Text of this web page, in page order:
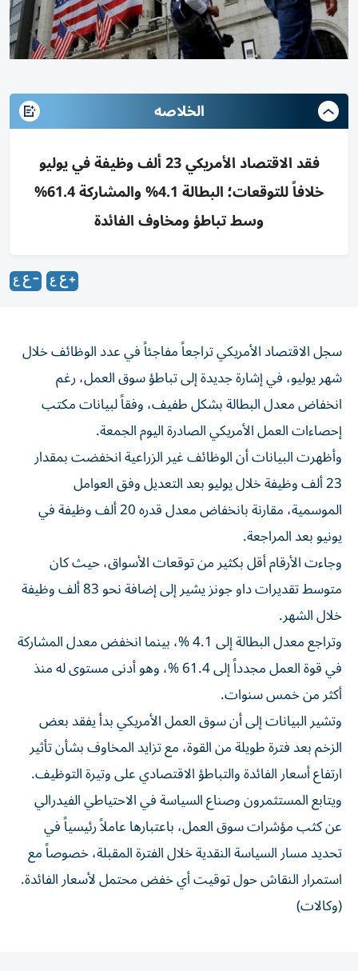
الخلاصه
فقد الاقتصاد الأمريكي 23 ألف وظيفة في يوليو
خلافاً للتوقعات؛ البطالة 4.1% والمشاركة 61.4%
وسط تباطؤ ومخاوف الفائدة
سجل الاقتصاد الأمريكي تراجعاً مفاجئاً في عدد الوظائف خلال
شهر يوليو، في إشارة جديدة إلى تباطؤ سوق العمل، رغم
انخفاض معدل البطالة بشكل طفيف، وفقاً لبيانات مكتب
إحصاءات العمل الأمريكي الصادرة اليوم الجمعة.
وأظهرت البيانات أن الوظائف غير الزراعية انخفضت بمقدار
23 ألف وظيفة خلال يوليو بعد التعديل وفق العوامل
الموسمية، مقارنة بانخفاض معدل قدره 20 ألف وظيفة في
يونيو بعد المراجعة.
وجاءت الأرقام أقل بكثير من توقعات الأسواق، حيث كان
متوسط تقديرات داو جونز يشير إلى إضافة نحو 83 ألف وظيفة
خلال الشهر.
وتراجع معدل البطالة إلى 4.1 %، بينما انخفض معدل المشاركة
في قوة العمل مجدداً إلى 61.4 %، وهو أدنى مستوى له منذ
أكثر من خمس سنوات.
وتشير البيانات إلى أن سوق العمل الأمريكي بدأ يفقد بعض
الزخم بعد فترة طويلة من القوة، مع تزايد المخاوف بشأن تأثير
ارتفاع أسعار الفائدة والتباطؤ الاقتصادي على وتيرة التوظيف.
ويتابع المستثمرون وصناع السياسة في الاحتياطي الفيدرالي
عن كثب مؤشرات سوق العمل، باعتبارها عاملاً رئيسياً في
تحديد مسار السياسة النقدية خلال الفترة المقبلة، خصوصاً مع
استمرار النقاش حول توقيت أي خفض محتمل لأسعار الفائدة.
(وكالات)